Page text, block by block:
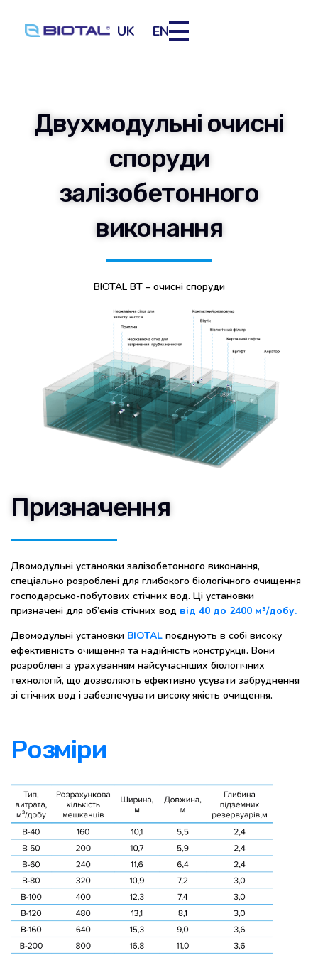
UK EN
Двухмодульні очисні
споруди
залізобетонного
виконання
BIOTAL BT – очисні споруди
Призначення
Двомодульні установки залізобетонного виконання,
спеціально розроблені для глибокого біологічного очищення
господарсько-побутових стічних вод. Ці установки
призначені для об’ємів стічних вод від 40 до 2400 м³/добу.
Двомодульні установки BIOTAL поєднують в собі високу
ефективність очищення та надійність конструкції. Вони
розроблені з урахуванням найсучасніших біологічних
технологій, що дозволяють ефективно усувати забруднення
зі стічних вод і забезпечувати високу якість очищення.
Розміри